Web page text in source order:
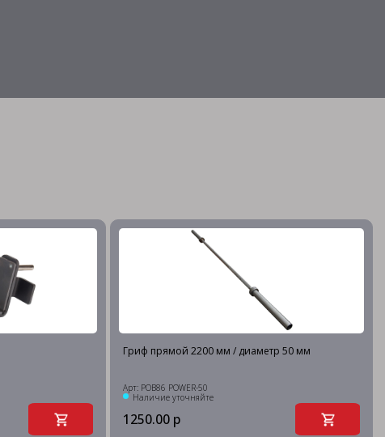
Гриф прямой 2200 мм / диаметр 50 мм
Арт: POB86 POWER-50
Наличие уточняйте
1250.00 р